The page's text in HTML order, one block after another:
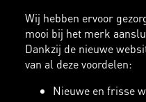
Wij hebben ervoor
mooi bij het merk
Dankzij de nieuwe
van al deze voordelen:
Nieuwe en frisse